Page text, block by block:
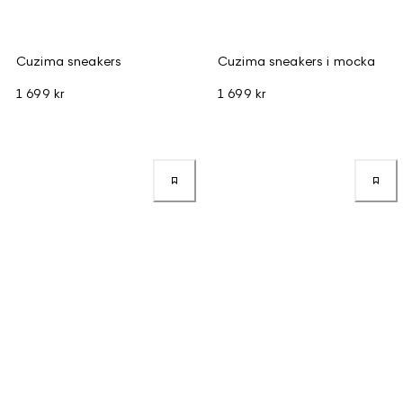
Cuzima sneakers
1 699 kr
Cuzima sneakers i mocka
1 699 kr